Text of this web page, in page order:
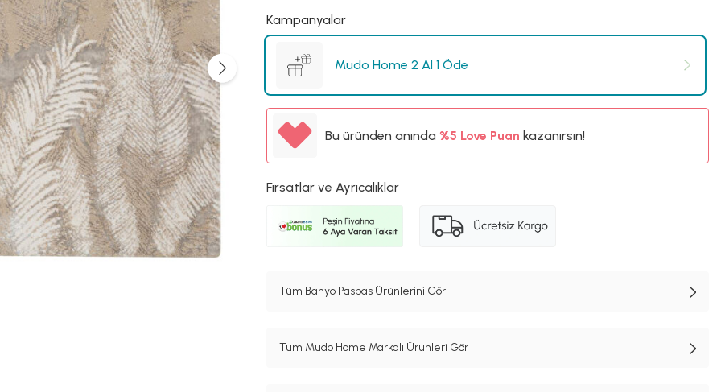
Kampanyalar
Mudo Home 2 Al 1 Öde
Bu üründen anında %5
%5
Love Puan kazanırsın!
Fırsatlar ve Ayrıcalıklar
Tüm Banyo Paspas Ürünlerini Gör
Tüm Mudo Home Markalı Ürünleri Gör